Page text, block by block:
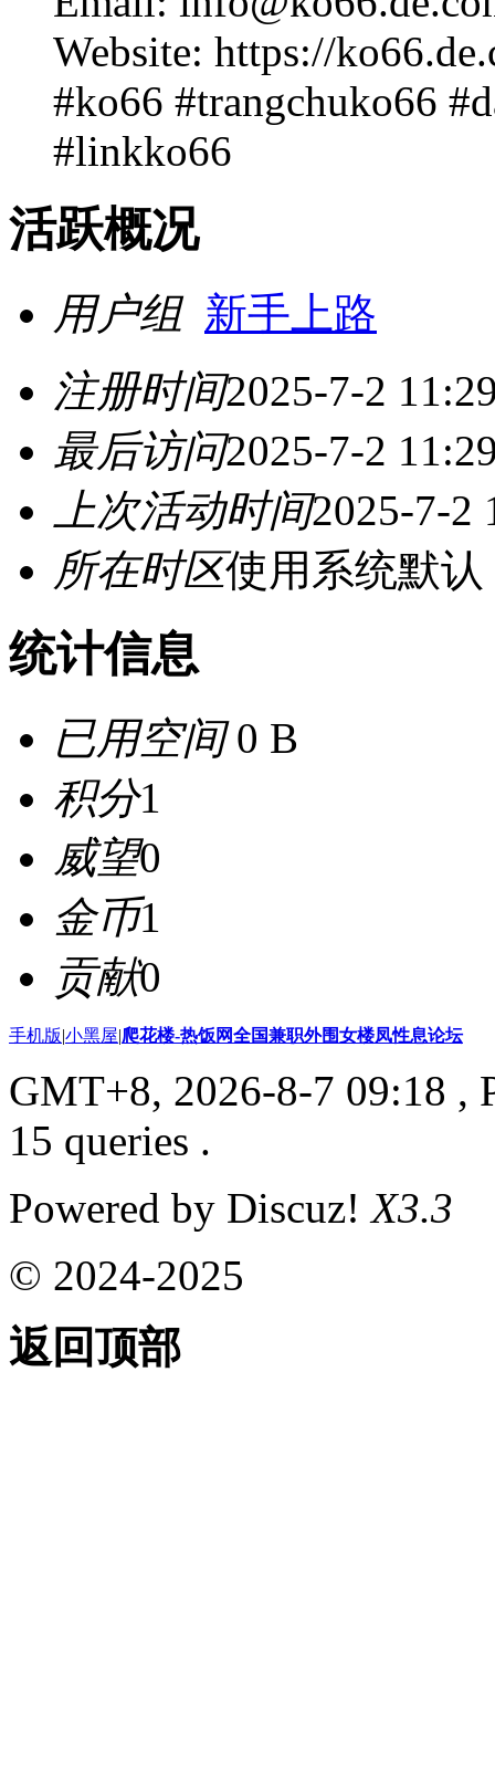
Website: https://
#ko66 #trangchuko66
#linkko66
活跃概况
用户组 新手上路
注册时间2025-7-2
最后访问2025-7-2
上次活动时间2025-7-2
所在时区使用系统默认
统计信息
已用空间0 B
积分1
威望0
金币1
贡献0
手机版|小黑屋|爬花楼-热饭网全国兼职外围女楼凤性息论坛
GMT+8, 2026-8-7 09:18 ,
15 queries .
Powered by Discuz!X3.3
© 2024-2025
返回顶部